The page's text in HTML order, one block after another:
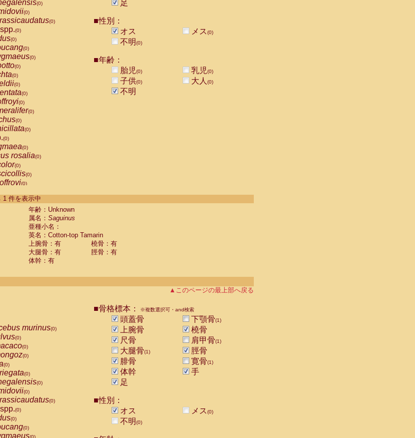
(0)
(0)
(0)
spp.(0)
(0)
(0)
(0)
(0)
(0)
(0)
(0)
(0)
(0)
(0)
(0)
(0)
(0)
rosalia(0)
(0)
(0)
(0)
(0)
(0)
(0)
(0)
(0)
(0)
(0)
(0)
(0)
(0)
(0)
cana
rubicundus
足
■性別：
オス
メス(0)
不明(0)
■年齢：
胎児(0) 乳児(0)
子供(0) 大人 (0)
不明
1 件を表示中
年齢：Unknown
属名： Saguinus
亜種小名：
英名：Cotton-top Tamarin
上腕骨：有
橈骨：有
大腿骨：有
脛骨：有
体幹：有
▲このページの最上部へ戻る
murinus(0)
(0)
(0)
(0)
(0)
(0)
(0)
(0)
(0)
spp.(0)
(0)
(0)
(0)
■骨格標本： ※複数選択可・and検索
頭蓋骨 下顎骨(1)
上腕骨
橈骨
尺骨
肩甲骨(1)
大腿骨(1)
脛骨
腓骨
寛骨(1)
体幹
手
足
■性別：
オス
メス(0)
不明(0)